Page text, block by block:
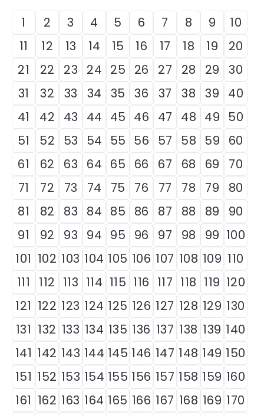
1 2 3 4 5 6 7 8 9
10
11
12 13 14 15 16 17 18 19
20
21
22 23 24 25 26 27 28 29
30
31
32 33 34 35 36 37 38 39
40
41
42 43 44 45 46 47 48 49 50
51
52 53 54 55 56 57 58 59
60
61
62 63 64 65 66 67 68 69
70
71
72 73 74 75 76 77 78 79
80
81
82 83 84 85 86 87 88 89
90
91
92 93 94 95 96 97 98 99 100
101 102 103 104 105 106 107 108 109 110
111
112 113 114 115 116 117 118 119 120
121 122 123 124 125 126 127 128 129 130
131 132 133 134 135 136 137 138 139 140
141 142 143 144 145 146 147 148 149 150
151 152 153 154 155 156 157 158 159 160
161 162 163 164 165 166 167 168 169 170